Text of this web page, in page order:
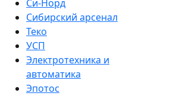
Си-Норд
Сибирский арсенал
Теко
УСП
Электротехника и
автоматика
Эпотос